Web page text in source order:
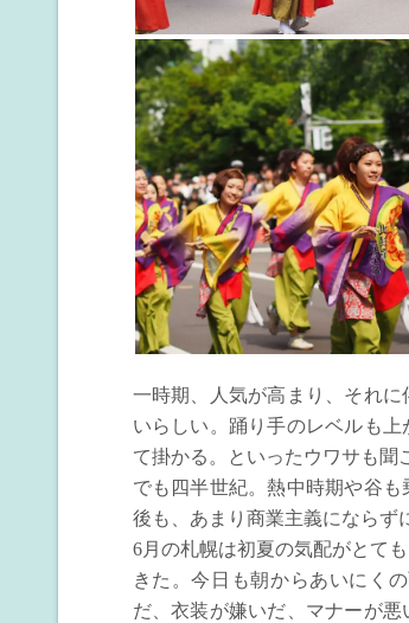
一時期、人気が高まり、それ
いらしい。踊り手のレベルも
て掛かる。といったウワサも聞
でも四半世紀。熱中時期や谷
後も、あまり商業主義にならず
6月の札幌は初夏の気配がとて
きた。今日も朝からあいにく
だ、衣装が嫌いだ、マナーが